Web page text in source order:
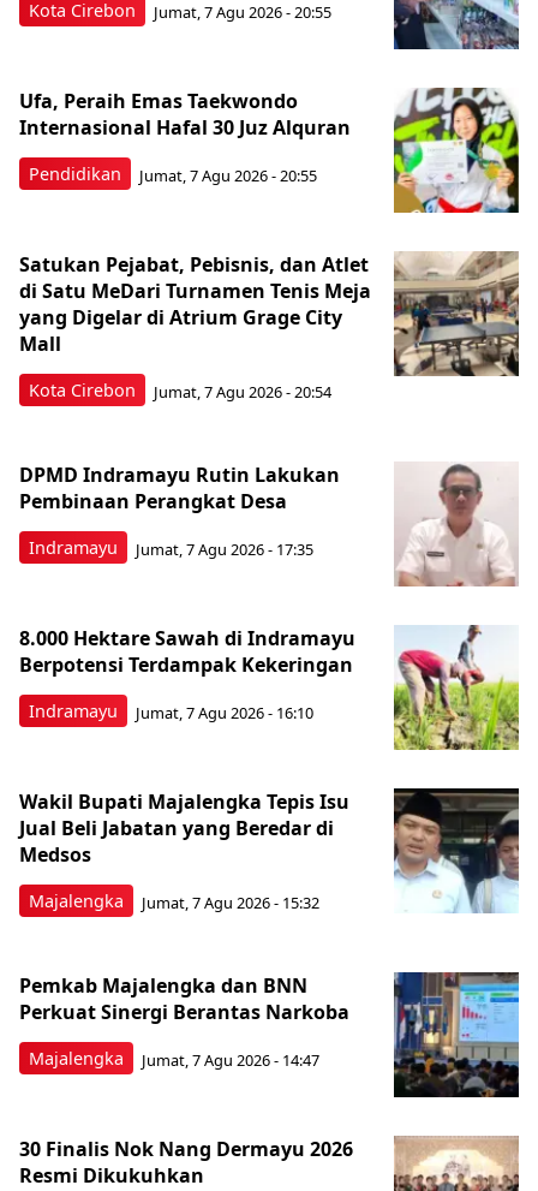
Kota Cirebon Jumat, 7 Agu 2026 - 20:55
Pendidikan
Ufa, Peraih Emas Taekwondo
Internasional Hafal 30 Juz Alquran
Jumat, 7 Agu 2026 - 20:55
Kota Cirebon
Satukan Pejabat, Pebisnis, dan Atlet
di Satu MeDari Turnamen Tenis Meja
yang Digelar di Atrium Grage City
Mall
Jumat, 7 Agu 2026 - 20:54
Indramayu
DPMD Indramayu Rutin Lakukan
Pembinaan Perangkat Desa
Jumat, 7 Agu 2026 - 17:35
Indramayu
8.000 Hektare Sawah di Indramayu
Berpotensi Terdampak Kekeringan
Jumat, 7 Agu 2026 - 16:10
Majalengka
Wakil Bupati Majalengka Tepis Isu
Jual Beli Jabatan yang Beredar di
Medsos
Jumat, 7 Agu 2026 - 15:32
Majalengka
Pemkab Majalengka dan BNN
Perkuat Sinergi Berantas Narkoba
Jumat, 7 Agu 2026 - 14:47
30 Finalis Nok Nang Dermayu 2026
Resmi Dikukuhkan